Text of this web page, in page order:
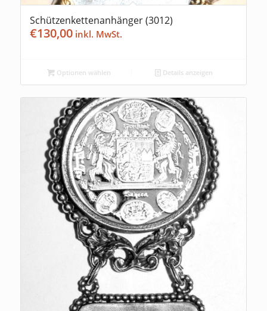
Schützenkettenanhänger (3012)
€130,00
Optionen wählen Details anzeigen